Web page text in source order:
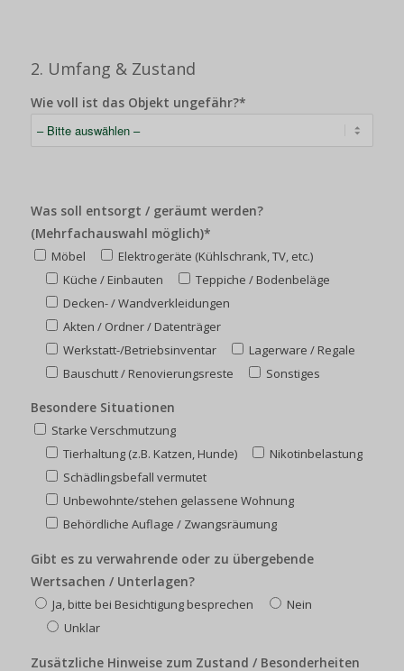
2. Umfang & Zustand
Wie voll ist das Objekt ungefähr?*
Was soll entsorgt / geräumt werden?
(Mehrfachauswahl möglich)*
Möbel
Elektrogeräte (Kühlschrank, TV, etc.)
Küche / Einbauten
Teppiche / Bodenbeläge
Decken- / Wandverkleidungen
Akten / Ordner / Datenträger
Werkstatt-/Betriebsinventar
Lagerware / Regale
Bauschutt / Renovierungsreste
Sonstiges
Besondere Situationen
Starke Verschmutzung
Tierhaltung (z.B. Katzen, Hunde)
Nikotinbelastung
Schädlingsbefall vermutet
Unbewohnte/stehen gelassene Wohnung
Behördliche Auflage / Zwangsräumung
Gibt es zu verwahrende oder zu übergebende
Wertsachen / Unterlagen?
Ja, bitte bei Besichtigung besprechen
Nein
Unklar
Zusätzliche Hinweise zum Zustand / Besonderheiten